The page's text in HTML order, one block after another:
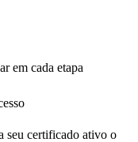
em cada etapa
seu certificado ativo o